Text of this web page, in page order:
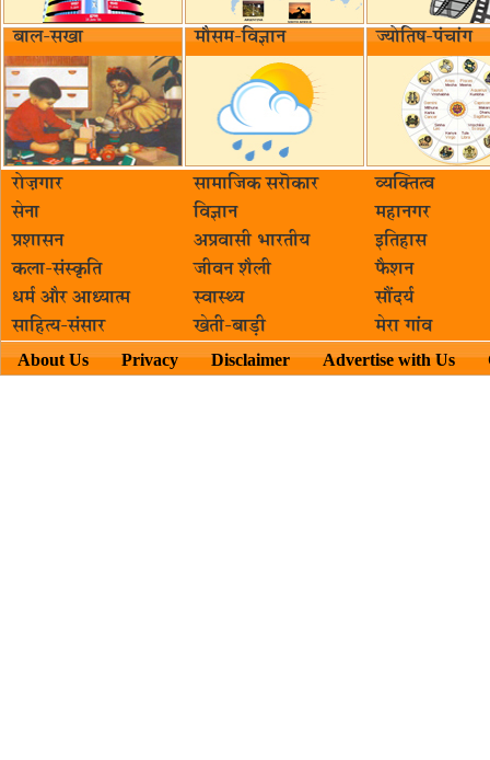
बाल-सखा मौसम-विज्ञान ज्योतिष-पंचांग
रोज़गार सामाजिक सरॊकार‌
व्यक्तित्व
सेना
विज्ञान
महानगर
प्रशासन
अप्रवासी भारतीय
इतिहास
कला-संस्कृति
जीवन शैली
फैशन
धर्म और आध्यात्म
स्वास्थ्य
सौंदर्य
साहित्य-संसार
खेती-बाड़ी मेरा गांव
About Us Privacy Disclaimer Advertise with Us